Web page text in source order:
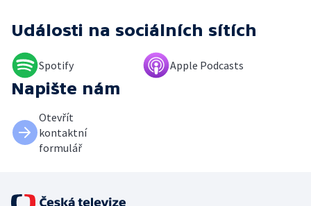
Události na sociálních sítích
Spotify Apple Podcasts
Napište nám
Otevřít
kontaktní
formulář